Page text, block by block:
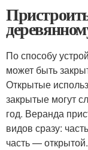
По способу
может быть
Открытые
закрытые могут
год. Веранда
видов сразу:
часть — открытой.